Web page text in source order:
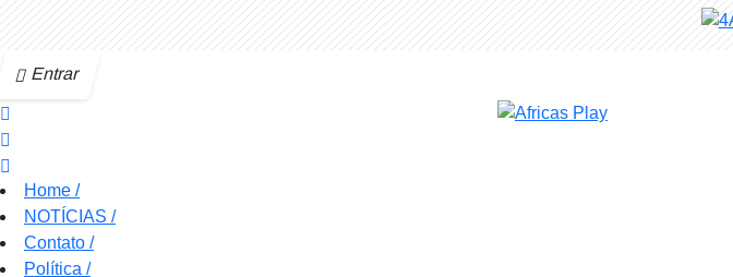
Entrar
Home /
NOTÍCIAS /
Contato /
Política /